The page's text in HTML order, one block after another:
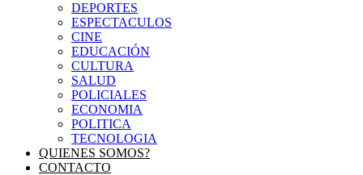
DEPORTES
ESPECTACULOS
CINE
EDUCACIÓN
CULTURA
SALUD
POLICIALES
ECONOMIA
POLITICA
TECNOLOGIA
QUIENES SOMOS?
CONTACTO